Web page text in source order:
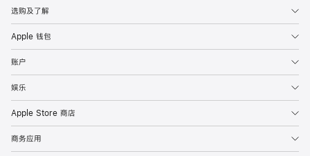
选购及了解
Apple 钱包
账户
娱乐
Apple Store 商店
商务应用